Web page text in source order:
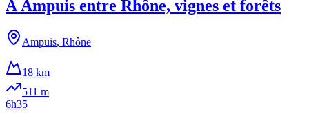
À Ampuis entre Rhône, vignes et forêts
Ampuis, Rhône
18 km
511 m
6h35